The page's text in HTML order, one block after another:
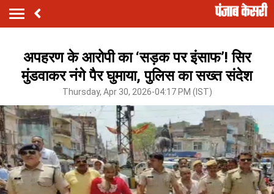
अपहरण के आरोपी का ‘सड़क पर इंसाफ’! सिर
मुंडवाकर नंगे पैर घुमाया, पुलिस का सख्त संदेश
Thursday, Apr 30, 2026-04:17 PM (IST)